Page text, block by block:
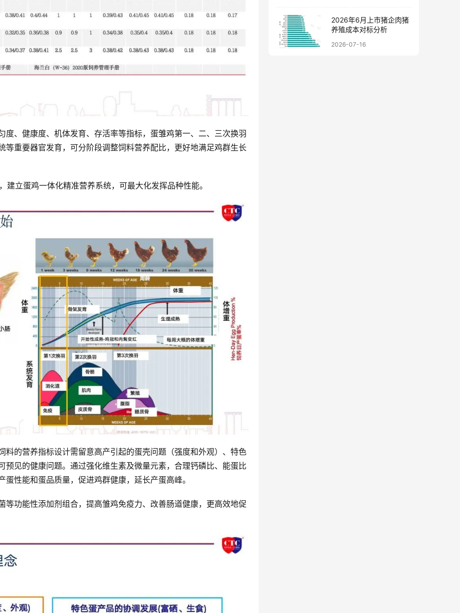
度、健康度、机体发育、存活率等指标，蛋雏鸡第一、二、三次换羽
等重要器官发育，可分阶段调整饲料营养配比，更好地满足鸡群生长
立蛋鸡一体化精准营养系统，可最大化发挥品种性能。
料的营养指标设计需留意高产引起的蛋壳问题（强度和外观）、特色
预见的健康问题。通过强化维生素及微量元素，合理钙磷比、能蛋比
性能和蛋品质量，促进鸡群健康，延长产蛋高峰。
等功能性添加剂组合，提高雏鸡免疫力、改善肠道健康，更高效地促
2026年6月上市猪企肉猪
养殖成本对标分析
2026-07-16